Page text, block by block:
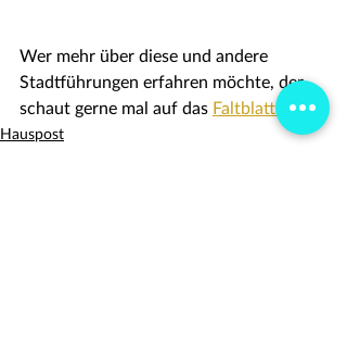
Wer mehr über diese und andere
Stadtführungen erfahren möchte, der
schaut gerne mal auf das Faltblatt.
Hauspost